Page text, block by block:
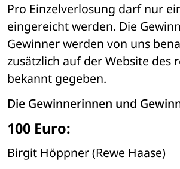
Pro Einzelverlosung darf nur
eingereicht werden. Die
Gewinner werden von uns
zusätzlich auf der Website des
bekannt gegeben.
Die Gewinnerinnen und
100 Euro:
Birgit Höppner (Rewe Haase)